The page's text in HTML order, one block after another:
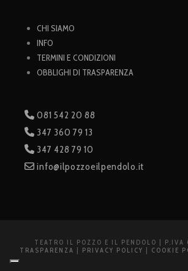
CHI SIAMO
INFO
TERMINI E CONDIZIONI
OBBLIGHI DI TRASPARENZA
081 542 20 88
347 360 79 13
347 428 79 10
info@ilpozzoeilpendolo.it
TEATRO IL POZZO E IL PENDOLO | P.IVA
TRASPARENZA
PRIVACY POLICY COOKIE